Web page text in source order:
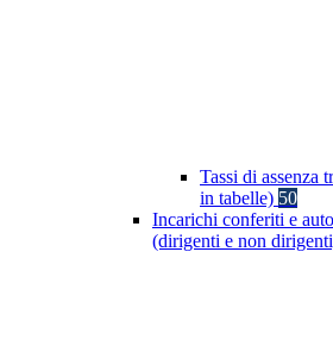
Tassi di assenza
in tabelle) 50
Incarichi conferiti e
(dirigenti e non